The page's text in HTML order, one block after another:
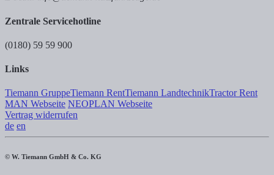
Zentrale Servicehotline
(0180) 59 59 900
Links
Tiemann GruppeTiemann RentTiemann LandtechnikTractor Rent
MAN Webseite NEOPLAN Webseite
Vertrag widerrufen
de en
© W. Tiemann GmbH & Co. KG